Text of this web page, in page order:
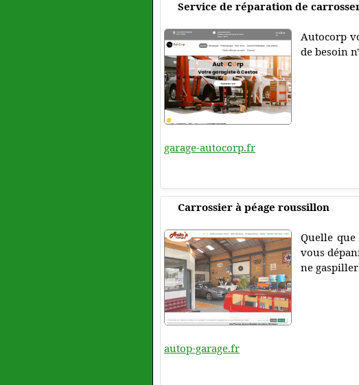
Service de réparation de
Autocorp
de besoin
garage-autocorp.fr
Carrossier à péage roussillon
Quelle
vous
ne
autop-garage.fr